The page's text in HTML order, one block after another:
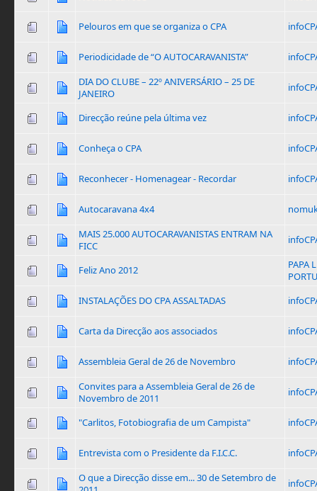
Pelouros em que se organiza o CPA
Periodicidade de “O AUTOCARAVANISTA”
DIA DO CLUBE – 22º ANIVERSÁRIO – 25 DE
JANEIRO
Direcção reúne pela última vez
Conheça o CPA
Reconhecer - Homenagear - Recordar
Autocaravana 4x4
MAIS 25.000 AUTOCARAVANISTAS ENTRAM NA
FICC
Feliz Ano 2012
PAPA
INSTALAÇÕES DO CPA ASSALTADAS
Carta da Direcção aos associados
Assembleia Geral de 26 de Novembro
Convites para a Assembleia Geral de 26 de
Novembro de 2011
"Carlitos, Fotobiografia de um Campista"
Entrevista com o Presidente da F.I.C.C.
O que a Direcção disse em... 30 de Setembro de